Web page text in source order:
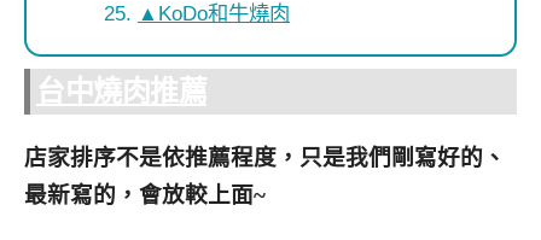
▲KoDo和牛燒肉
台中燒肉推薦
店家排序不是依推薦程度，只是我們剛寫好的、
最新寫的，會放較上面~